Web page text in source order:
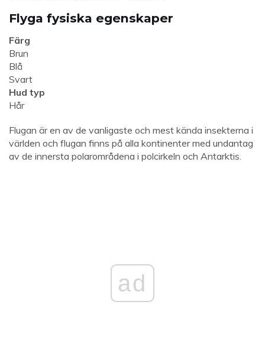
Flyga fysiska egenskaper
Färg
Brun
Blå
Svart
Hud typ
Hår
Flugan är en av de vanligaste och mest kända insekterna i
världen och flugan finns på alla kontinenter med undantag
av de innersta polarområdena i polcirkeln och Antarktis.
ad